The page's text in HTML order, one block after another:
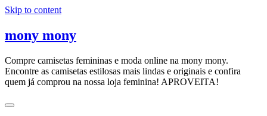
Skip to content
mony mony
Compre camisetas femininas e moda online na mony mony.
Encontre as camisetas estilosas mais lindas e originais e confira
quem já comprou na nossa loja feminina! APROVEITA!